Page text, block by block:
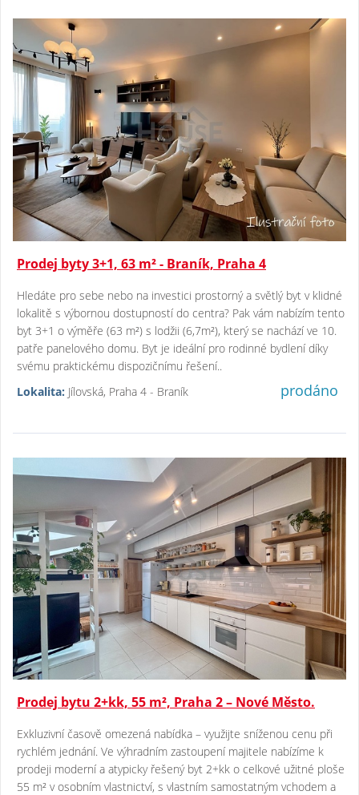
Prodej byty 3+1, 63 m² - Braník, Praha 4
Hledáte pro sebe nebo na investici prostorný a světlý byt v klidné
lokalitě s výbornou dostupností do centra? Pak vám nabízím tento
byt 3+1 o výměře (63 m²) s lodžii (6,7m²), který se nachází ve 10.
patře panelového domu. Byt je ideální pro rodinné bydlení díky
svému praktickému dispozičnímu řešení..
Lokalita: Jílovská, Praha 4 - Braník prodáno
Prodej bytu 2+kk, 55 m², Praha 2 – Nové Město.
Exkluzivní časově omezená nabídka – využijte sníženou cenu při
rychlém jednání. Ve výhradním zastoupení majitele nabízíme k
prodeji moderní a atypicky řešený byt 2+kk o celkové užitné ploše
55 m² v osobním vlastnictví, s vlastním samostatným vchodem a